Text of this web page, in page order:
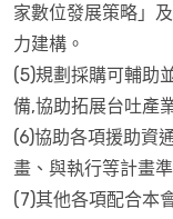
家數位發展策略」
力建構。
(5)規劃採購可輔助
備,協助拓展台吐產
(6)協助各項援助資
畫、與執行等計畫
(7)其他各項配合本